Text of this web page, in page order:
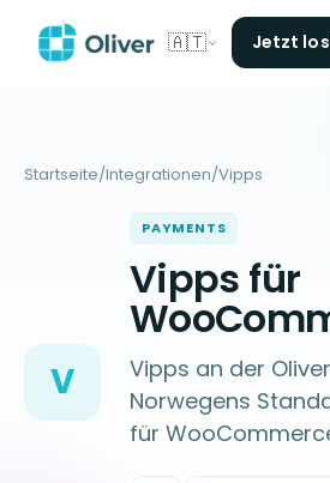
🇦🇹 Jetzt
Startseite/Integrationen/Vipps
V
PAYMENTS
Vipps für
Vipps an der
Norwegens
für